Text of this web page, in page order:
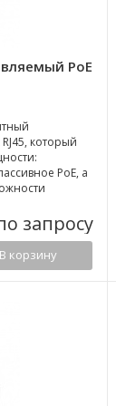
PoE
который
PoE, а
запросу
В корзину